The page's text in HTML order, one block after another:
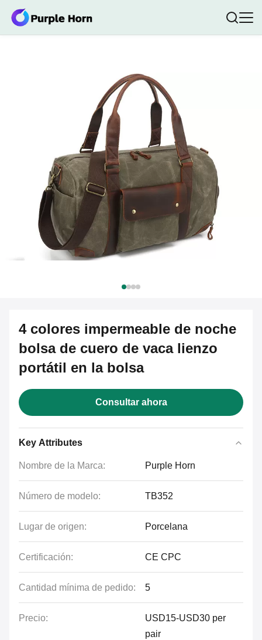
4 colores impermeable de noche
bolsa de cuero de vaca lienzo
portátil en la bolsa
Consultar ahora
Key Attributes
Nombre de la Marca: Purple Horn
Número de modelo: TB352
Lugar de origen: Porcelana
Certificación: CE CPC
Cantidad mínima de pedido: 5
Precio:
USD15-USD30 per
pair